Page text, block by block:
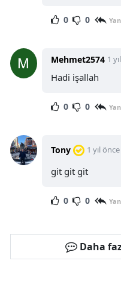
0 0
Mehmet2574 1
Hadi işallah
0 0
Tony 1 yıl önce
git git git
0 0
Daha